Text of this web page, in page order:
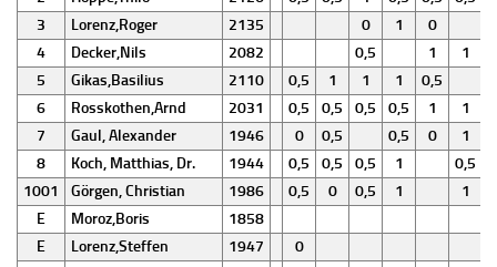
3
Lorenz,Roger 2135 0 1 0
4
Decker,Nils 2082 0,5 1
1
5
Gikas,Basilius 2110 0,5 1 1 1 0,5
6
Rosskothen,Arnd 2031 0,5 0,5 0,5 0,5 1
1
7
Gaul, Alexander 1946 0 0,5 0,5 0 1
8
Koch, Matthias, Dr. 1944 0,5 0,5 0,5 1 0,5
1001
Görgen, Christian 1986 0,5 0 0,5 1 1
E
Moroz,Boris
1858
E
Lorenz,Steffen 1947
0